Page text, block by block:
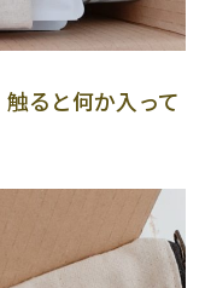
ると何か入って